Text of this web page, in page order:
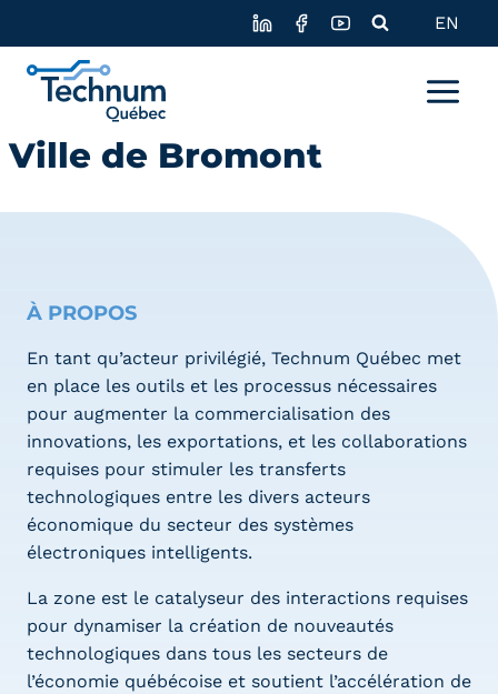
content
EN
Ville de Bromont
À PROPOS
En tant qu’acteur privilégié, Technum Québec met
en place les outils et les processus nécessaires
pour augmenter la commercialisation des
innovations, les exportations, et les collaborations
requises pour stimuler les transferts
technologiques entre les divers acteurs
économique du secteur des systèmes
électroniques intelligents.
La zone est le catalyseur des interactions requises
pour dynamiser la création de nouveautés
technologiques dans tous les secteurs de
l’économie québécoise et soutient l’accélération de